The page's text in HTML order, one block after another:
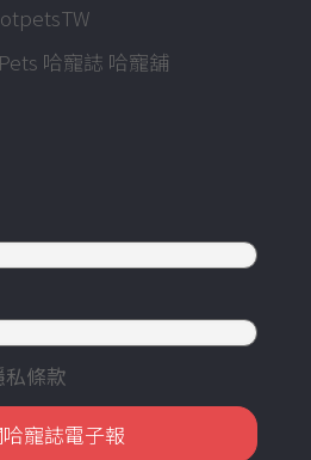
哈寵誌 哈寵舖
條款